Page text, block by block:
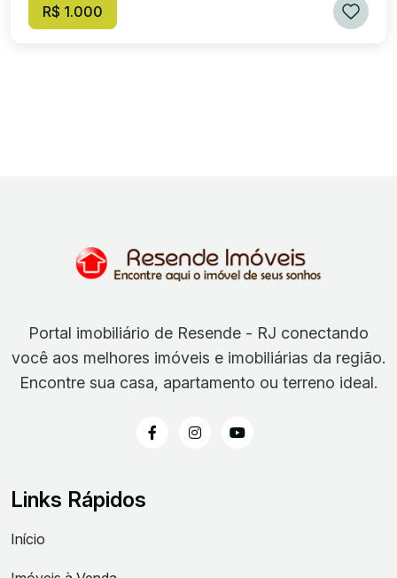
R$ 1.000
Portal imobiliário de Resende - RJ conectando
você aos melhores imóveis e imobiliárias da região.
Encontre sua casa, apartamento ou terreno ideal.
Links Rápidos
Início